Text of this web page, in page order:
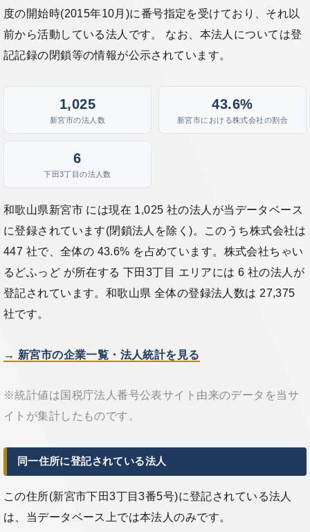
度の開始時(2015年10月)に番号指定を受けており、それ以
前から活動している法人です。 なお、本法人については登
記記録の閉鎖等の情報が公示されています。
1,025
新宮市の法人数
43.6%
新宮市における株式会社の割合
6
下田3丁目の法人数
和歌山県新宮市 には現在 1,025 社の法人が当データベース
に登録されています(閉鎖法人を除く)。このうち株式会社は
447 社で、全体の 43.6% を占めています。株式会社ちゃい
るどふっど が所在する 下田3丁目 エリアには 6 社の法人が
登記されています。和歌山県 全体の登録法人数は 27,375
社です。
→ 新宮市の企業一覧・法人統計を見る
※統計値は国税庁法人番号公表サイト由来のデータを当サ
イトが集計したものです。
同一住所に登記されている法人
この住所(新宮市下田3丁目3番5号)に登記されている法人
は、当データベース上では本法人のみです。